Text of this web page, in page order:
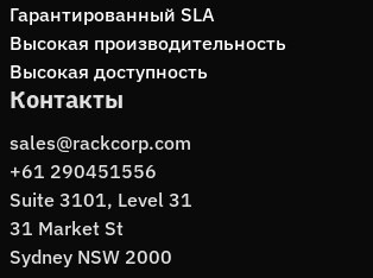
Гарантированный SLA
Высокая производительность
Высокая доступность
Контакты
sales@rackcorp.com
+61 290451556
Suite 3101, Level 31
31 Market St
Sydney NSW 2000